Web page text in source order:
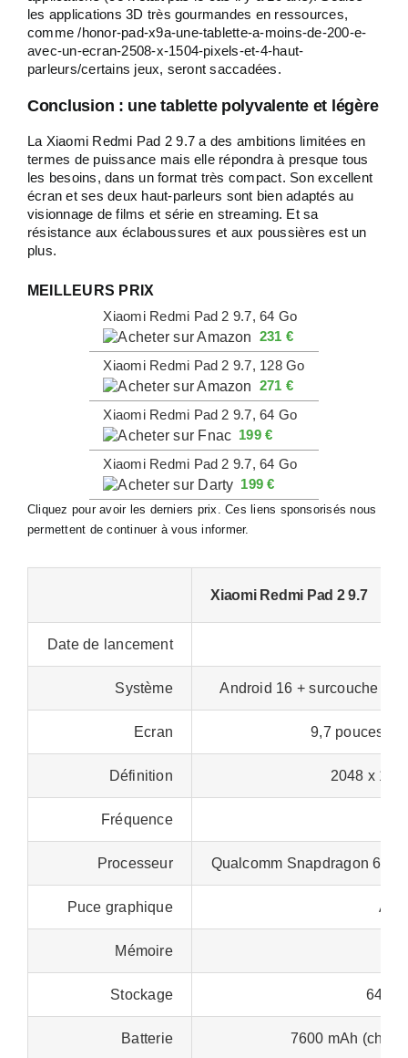
les applications 3D très gourmandes en ressources,
comme /honor-pad-x9a-une-tablette-a-moins-de-200-e-
avec-un-ecran-2508-x-1504-pixels-et-4-haut-
parleurs/certains jeux, seront saccadées.
Conclusion : une tablette polyvalente et légère
La Xiaomi Redmi Pad 2 9.7 a des ambitions limitées en
termes de puissance mais elle répondra à presque tous
les besoins, dans un format très compact. Son excellent
écran et ses deux haut-parleurs sont bien adaptés au
visionnage de films et série en streaming. Et sa
résistance aux éclaboussures et aux poussières est un
plus.
MEILLEURS PRIX
Xiaomi Redmi Pad 2 9.7, 64 Go
231 €
Xiaomi Redmi Pad 2 9.7, 128 Go
271 €
Xiaomi Redmi Pad 2 9.7, 64 Go
199 €
Xiaomi Redmi Pad 2 9.7, 64 Go
199 €
Cliquez pour avoir les derniers prix. Ces liens sponsorisés nous
permettent de continuer à vous informer.
Xiaomi Redmi Pad 2 9.7
Date de lancement
Système Android 16 + surcouche
Ecran 9,7 pouces
Définition 2048 x
Fréquence
Processeur Qualcomm Snapdragon 6s
Puce graphique
Mémoire
Stockage 64 ou
Batterie 7600 mAh